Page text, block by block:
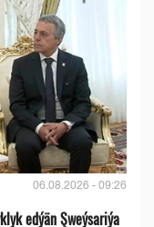
06.08.2026 - 09:26
edýän Şweýsariýa